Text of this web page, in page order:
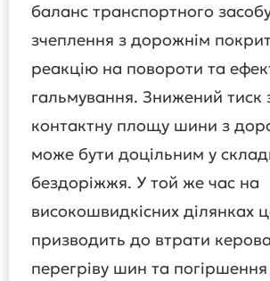
баланс транспортного
зчеплення з дорожнім
реакцію на повороти та
гальмування. Знижений тиск
контактну площу шини з
може бути доцільним у
бездоріжжя. У той же час на
високошвидкісних ділянках
призводить до втрати
перегріву шин та